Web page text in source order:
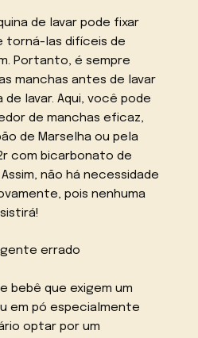
de lavar pode fixar
torná-las difíceis de
Portanto, é sempre
manchas antes de lavar
de lavar. Aqui, você pode
de manchas eficaz,
de Marselha ou pela
com bicarbonato de
não há necessidade
pois nenhuma
errado
bebê que exigem um
em pó especialmente
optar por um